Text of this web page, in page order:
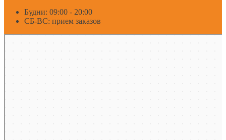
Будни: 09:00 - 20:00
СБ-ВС: прием заказов